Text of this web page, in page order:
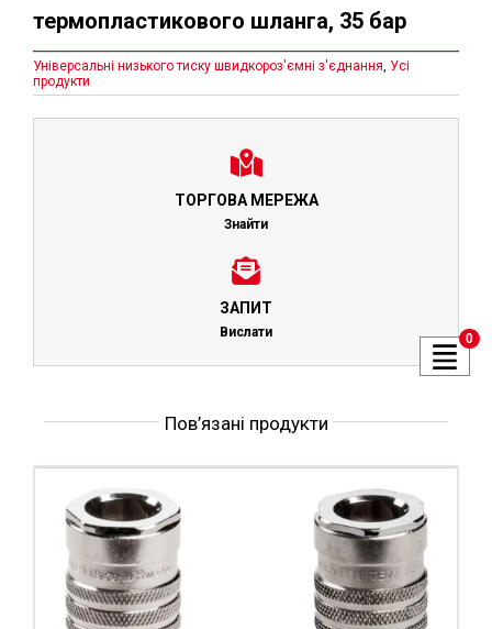
термопластикового шланга, 35 бар
Універсальні низького тиску швидкороз'ємні з'єднання, Усі
продукти
ТОРГОВА МЕРЕЖА
Знайти
ЗАПИТ
Вислати
Пов’язані продукти
0